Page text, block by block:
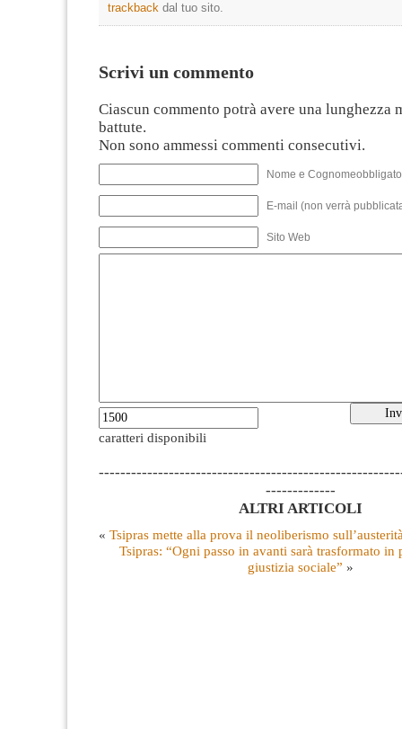
trackback dal tuo sito.
Scrivi un commento
Ciascun commento potrà avere una lunghezza
battute.
Non sono ammessi commenti consecutivi.
Nome e
E-mail (non verrà
Sito Web
caratteri disponibili
-------------
ALTRI ARTICOLI
« Tsipras mette alla prova il neoliberismo
Tsipras: “Ogni passo in avanti sarà trasformato in
giustizia sociale” »